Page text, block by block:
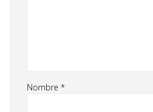
Nombre *